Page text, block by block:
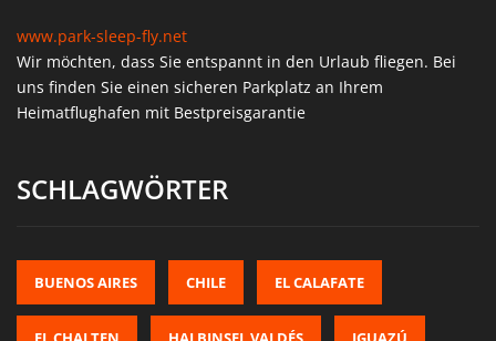
www.park-sleep-fly.net
Wir möchten, dass Sie entspannt in den Urlaub fliegen. Bei
uns finden Sie einen sicheren Parkplatz an Ihrem
Heimatflughafen mit Bestpreisgarantie
SCHLAGWÖRTER
BUENOS AIRES CHILE EL CALAFATE